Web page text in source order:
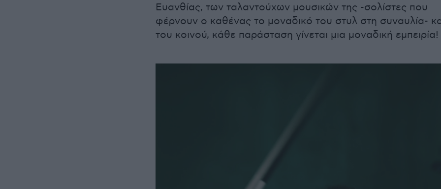
Ευανθίας, των ταλαντούχων μουσικών της -σολίστες που
φέρνουν ο καθένας το μοναδικό του στυλ στη συναυλία-
του κοινού, κάθε παράσταση γίνεται μια μοναδική εμπειρία!